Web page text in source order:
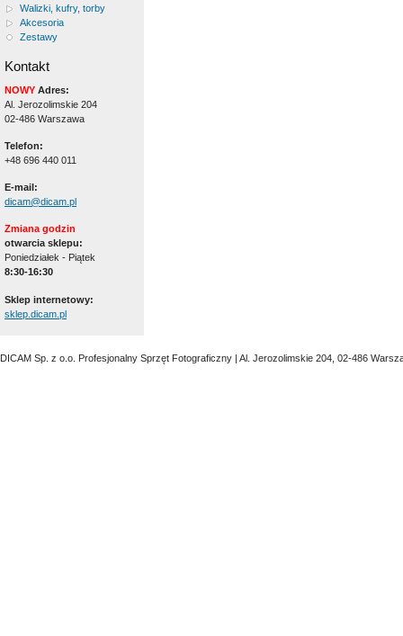
Walizki, kufry, torby
Akcesoria
Zestawy
Kontakt
NOWY Adres:
Al. Jerozolimskie 204
02-486 Warszawa
Telefon:
+48 696 440 011
E-mail:
dicam@dicam.pl
Zmiana godzin
otwarcia sklepu:
Poniedziałek - Piątek
8:30-16:30
Sklep internetowy:
sklep.dicam.pl
DICAM Sp. z o.o. Profesjonalny Sprzęt Fotograficzny | Al. Jerozolimskie 204, 02-486